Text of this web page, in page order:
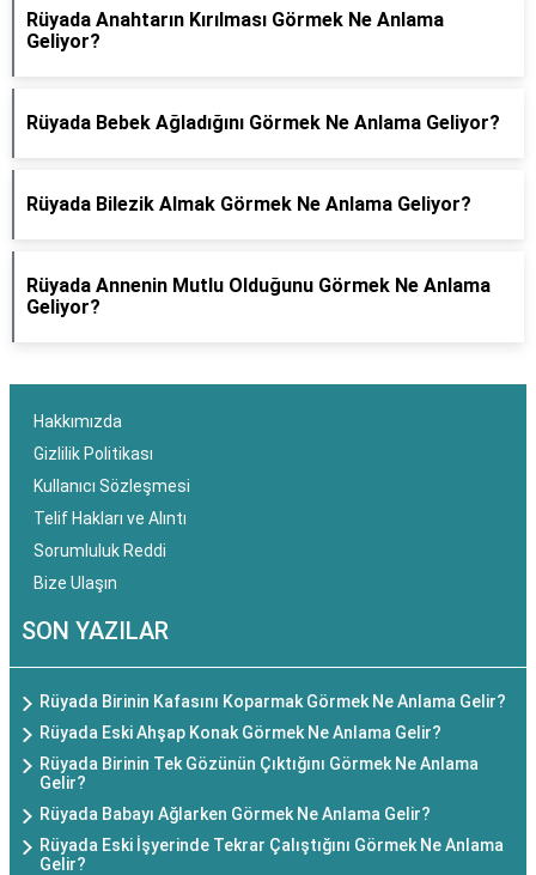
Rüyada Anahtarın Kırılması Görmek Ne Anlama
Geliyor?
Rüyada Bebek Ağladığını Görmek Ne Anlama Geliyor?
Rüyada Bilezik Almak Görmek Ne Anlama Geliyor?
Rüyada Annenin Mutlu Olduğunu Görmek Ne Anlama
Geliyor?
Hakkımızda
Gizlilik Politikası
Kullanıcı Sözleşmesi
Telif Hakları ve Alıntı
Sorumluluk Reddi
Bize Ulaşın
SON YAZILAR
Rüyada Birinin Kafasını Koparmak Görmek Ne Anlama Gelir?
Rüyada Eski Ahşap Konak Görmek Ne Anlama Gelir?
Rüyada Birinin Tek Gözünün Çıktığını Görmek Ne Anlama
Gelir?
Rüyada Babayı Ağlarken Görmek Ne Anlama Gelir?
Rüyada Eski İşyerinde Tekrar Çalıştığını Görmek Ne Anlama
Gelir?